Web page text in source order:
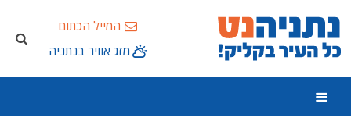
המייל הכתום
מזג אוויר בנתניה